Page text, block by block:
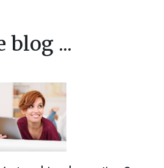
blog ...